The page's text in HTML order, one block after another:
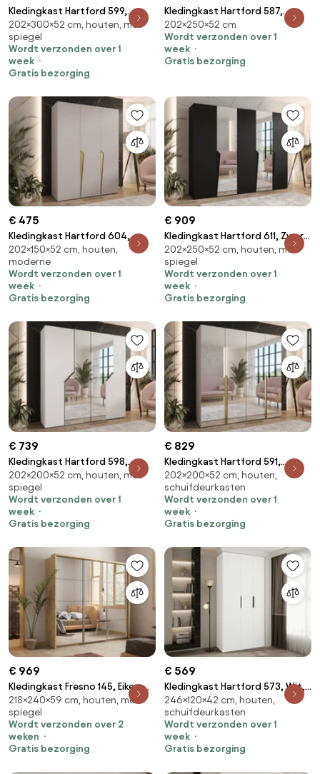
Kledingkast Hartford 599,
Zwart, 202x300x52cm, 203.5
kg, Kledingkast deuren: Met
scharnieren
202×300×52 cm, houten, met
spiegel
Wordt verzonden over 1
week
Gratis bezorging
Kledingkast Hartford 587,
Zwart, Gouden,
202x250x52cm, 173 kg,
Kledingkast deuren: Met
scharnieren
202×250×52 cm
Wordt verzonden over 1
week
Gratis bezorging
€ 475
Kledingkast Hartford 604,
Kasjmier, Gouden,
202x150x52cm, 104.8 kg,
Kledingkast deuren: Met
scharnieren
202×150×52 cm, houten,
moderne
Wordt verzonden over 1
week
Gratis bezorging
€ 909
Kledingkast Hartford 611, Zwart,
202x250x52cm, 173 kg,
Kledingkast deuren: Met
scharnieren
202×250×52 cm, houten, met
spiegel
Wordt verzonden over 1
week
Gratis bezorging
€ 739
Kledingkast Hartford 598,
Zwart, Wit, 202x200x52cm,
135.3 kg, Kledingkast deuren:
Met scharnieren
202×200×52 cm, houten, met
spiegel
Wordt verzonden over 1
week
Gratis bezorging
€ 829
Kledingkast Hartford 591,
Gouden, Kasjmier,
202x200x52cm, 135.3 kg,
Kledingkast deuren: Met
scharnieren
202×200×52 cm, houten,
schuifdeurkasten
Wordt verzonden over 1
week
Gratis bezorging
€ 969
Kledingkast Fresno 145, Eiken,
218x240x59cm, 229 kg,
Kledingkast deuren: Schuivend
218×240×59 cm, houten, met
spiegel
Wordt verzonden over 2
weken
Gratis bezorging
€ 569
Kledingkast Hartford 573, Wit,
Zwart, 246x120x42cm, 100.3
kg, Kledingkast deuren: Met
scharnieren, Aantal planken: 8,
Aantal planken: 8
246×120×42 cm, houten,
schuifdeurkasten
Wordt verzonden over 1
week
Gratis bezorging